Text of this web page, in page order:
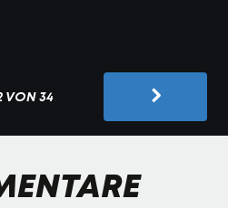
VON 34